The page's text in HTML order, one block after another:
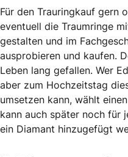
Für den Trauringkauf gern
eventuell die Traumringe
gestalten und im
ausprobieren und kaufen.
Leben lang gefallen. Wer
aber zum Hochzeitstag
umsetzen kann, wählt
kann auch später noch für
ein Diamant hinzugefügt